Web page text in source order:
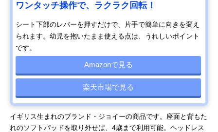
ワンタッチ操作で、ラクラク回転！
シート下部のレバーを押すだけで、片手で簡単に向きを変え
られます。幼児を抱いたまま使える点は、うれしいポイント
です。
Amazonで見る
楽天市場で見る
イギリス生まれのブランド・ジョイーの商品です。座面と背もた
れのソフトパッドを取り外せば、4歳まで利用可能。ヘッドレス